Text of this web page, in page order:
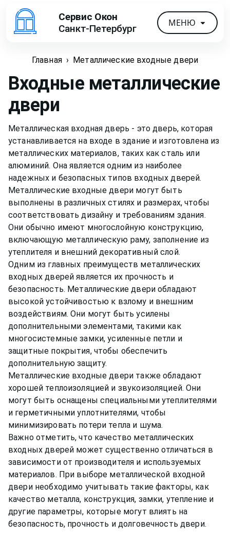
Сервис Окон
Санкт-Петербург
МЕНЮ
Главная › Металлические входные двери
Входные металлические
двери
Металлическая входная дверь - это дверь, которая
устанавливается на входе в здание и изготовлена из
металлических материалов, таких как сталь или
алюминий. Она является одним из наиболее
надежных и безопасных типов входных дверей.
Металлические входные двери могут быть
выполнены в различных стилях и размерах, чтобы
соответствовать дизайну и требованиям здания.
Они обычно имеют многослойную конструкцию,
включающую металлическую раму, заполнение из
утеплителя и внешний декоративный слой.
Одним из главных преимуществ металлических
входных дверей является их прочность и
безопасность. Металлические двери обладают
высокой устойчивостью к взлому и внешним
воздействиям. Они могут быть усилены
дополнительными элементами, такими как
многосистемные замки, усиленные петли и
защитные покрытия, чтобы обеспечить
дополнительную защиту.
Металлические входные двери также обладают
хорошей теплоизоляцией и звукоизоляцией. Они
могут быть оснащены специальными утеплителями
и герметичными уплотнителями, чтобы
минимизировать потери тепла и шума.
Важно отметить, что качество металлических
входных дверей может существенно отличаться в
зависимости от производителя и используемых
материалов. При выборе металлической входной
двери необходимо учитывать такие факторы, как
качество металла, конструкция, замки, утепление и
другие параметры, которые могут влиять на
безопасность, прочность и долговечность двери.